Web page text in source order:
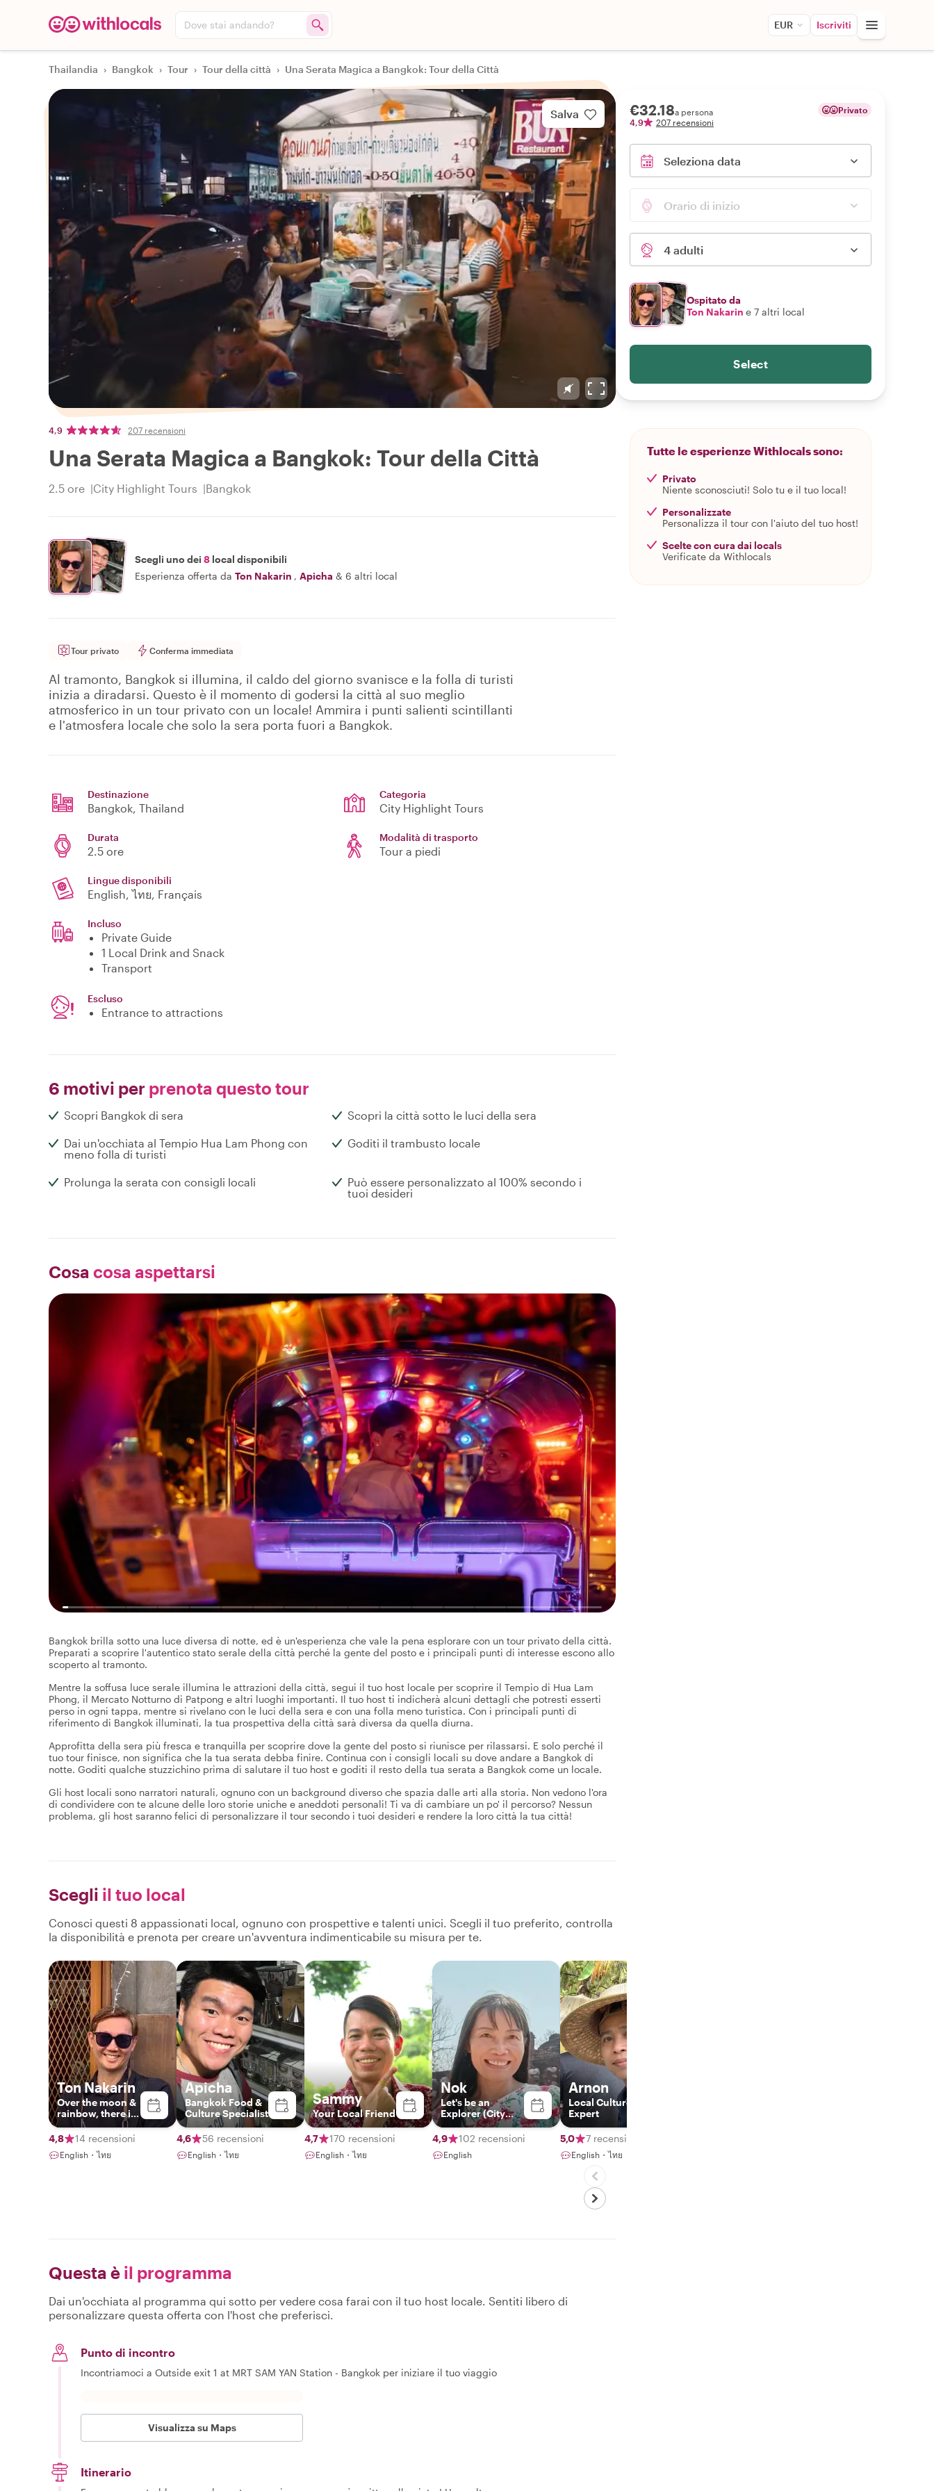
Dove stai andando? EUR Iscriviti
Thailandia › Bangkok › Tour › Tour della città › Una Serata Magica a Bangkok: Tour della Città
Salva
4,9 207 recensioni
Una Serata Magica a Bangkok: Tour della Città
2.5 ore City Highlight Tours Bangkok
Scegli uno dei 8 local disponibili
Esperienza offerta da Ton Nakarin , Apicha & 6 altri local
Tour privato Conferma immediata
Al tramonto, Bangkok si illumina, il caldo del giorno svanisce e la folla di turisti
inizia a diradarsi. Questo è il momento di godersi la città al suo meglio
atmosferico in un tour privato con un locale! Ammira i punti salienti scintillanti
e l'atmosfera locale che solo la sera porta fuori a Bangkok.
Destinazione
Bangkok, Thailand
Categoria
City Highlight Tours
Durata
2.5 ore
Modalità di trasporto
Tour a piedi
Lingue disponibili
English, ไทย, Français
Incluso
Private Guide
1 Local Drink and Snack
Transport
Escluso
Entrance to attractions
6 motivi per prenota questo tour
Scopri Bangkok di sera Scopri la città sotto le luci della sera
Dai un'occhiata al Tempio Hua Lam Phong con
meno folla di turisti
Goditi il trambusto locale
Prolunga la serata con consigli locali
Può essere personalizzato al 100% secondo i
tuoi desideri
Cosa cosa aspettarsi
Bangkok brilla sotto una luce diversa di notte, ed è un'esperienza che vale la pena esplorare con un tour privato della città.
Preparati a scoprire l'autentico stato serale della città perché la gente del posto e i principali punti di interesse escono allo
scoperto al tramonto.
Mentre la soffusa luce serale illumina le attrazioni della città, segui il tuo host locale per scoprire il Tempio di Hua Lam
Phong, il Mercato Notturno di Patpong e altri luoghi importanti. Il tuo host ti indicherà alcuni dettagli che potresti esserti
perso in ogni tappa, mentre si rivelano con le luci della sera e con una folla meno turistica. Con i principali punti di
riferimento di Bangkok illuminati, la tua prospettiva della città sarà diversa da quella diurna.
Approfitta della sera più fresca e tranquilla per scoprire dove la gente del posto si riunisce per rilassarsi. E solo perché il
tuo tour finisce, non significa che la tua serata debba finire. Continua con i consigli locali su dove andare a Bangkok di
notte. Goditi qualche stuzzichino prima di salutare il tuo host e goditi il resto della tua serata a Bangkok come un locale.
Gli host locali sono narratori naturali, ognuno con un background diverso che spazia dalle arti alla storia. Non vedono l'ora
di condividere con te alcune delle loro storie uniche e aneddoti personali! Ti va di cambiare un po' il percorso? Nessun
problema, gli host saranno felici di personalizzare il tour secondo i tuoi desideri e rendere la loro città la tua città!
Scegli il tuo local
Conosci questi 8 appassionati local, ognuno con prospettive e talenti unici. Scegli il tuo preferito, controlla
la disponibilità e prenota per creare un'avventura indimenticabile su misura per te.
Ton Nakarin
Over the moon &
rainbow, there is
BANGKOK. I meet
you there.
4,8 14 recensioni
English・ไทย
Apicha
Bangkok Food &
Culture Specialist
4,6 56 recensioni
English・ไทย
Sammy
Your Local Friend
4,7 170 recensioni
English・ไทย
Nok
Let's be an
Explorer (City
and Nature)
4,9
102 recensioni
English
Arnon
Local Culture
Expert
5,0 7 recensioni
English・ไทย
Questa è il programma
Dai un'occhiata al programma qui sotto per vedere cosa farai con il tuo host locale. Sentiti libero di
personalizzare questa offerta con l'host che preferisci.
Punto di incontro
Incontriamoci a Outside exit 1 at MRT SAM YAN Station - Bangkok per iniziare il tuo viaggio
Visualizza su Maps
Itinerario
€32.18a persona
4,9
207 recensioni
Privato
Seleziona data
Orario di inizio
4 adulti
Ospitato da
Ton Nakarin e 7 altri local
Select
Tutte le esperienze Withlocals sono:
Privato
Niente sconosciuti! Solo tu e il tuo local!
Personalizzate
Personalizza il tour con l'aiuto del tuo host!
Scelte con cura dai locals
Verificate da Withlocals